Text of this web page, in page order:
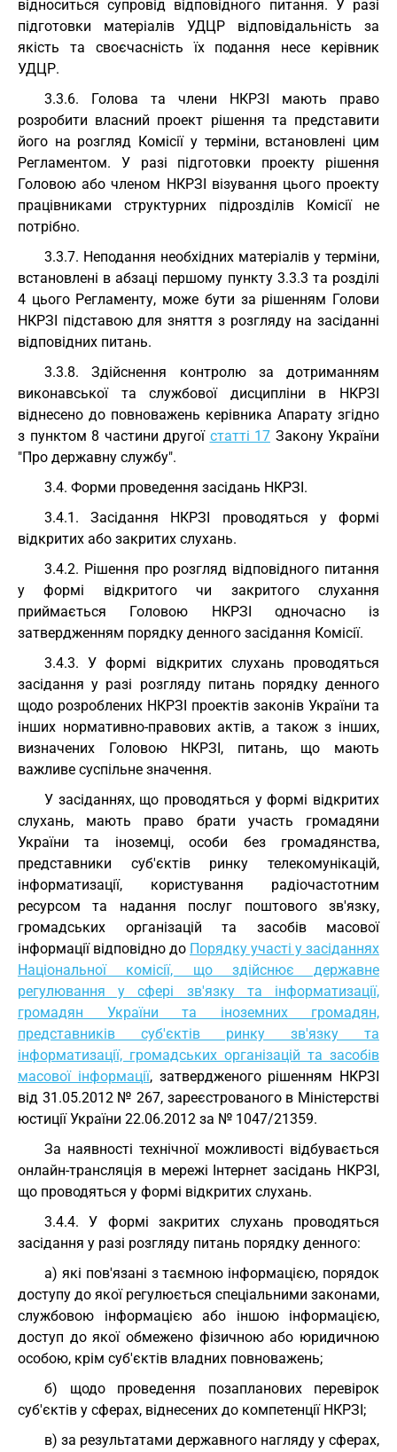
відноситься супровід відповідного питання. У разі
підготовки матеріалів УДЦР відповідальність за
якість та своєчасність їх подання несе керівник
УДЦР.
3.3.6. Голова та члени НКРЗІ мають право
розробити власний проект рішення та представити
його на розгляд Комісії у терміни, встановлені цим
Регламентом. У разі підготовки проекту рішення
Головою або членом НКРЗІ візування цього проекту
працівниками структурних підрозділів Комісії не
потрібно.
3.3.7. Неподання необхідних матеріалів у терміни,
встановлені в абзаці першому пункту 3.3.3 та розділі
4 цього Регламенту, може бути за рішенням Голови
НКРЗІ підставою для зняття з розгляду на засіданні
відповідних питань.
3.3.8. Здійснення контролю за дотриманням
виконавської та службової дисципліни в НКРЗІ
віднесено до повноважень керівника Апарату згідно
з пунктом 8 частини другої статті 17 Закону України
"Про державну службу".
3.4. Форми проведення засідань НКРЗІ.
3.4.1. Засідання НКРЗІ проводяться у формі
відкритих або закритих слухань.
3.4.2. Рішення про розгляд відповідного питання
у формі відкритого чи закритого слухання
приймається Головою НКРЗІ одночасно із
затвердженням порядку денного засідання Комісії.
3.4.3. У формі відкритих слухань проводяться
засідання у разі розгляду питань порядку денного
щодо розроблених НКРЗІ проектів законів України та
інших нормативно-правових актів, а також з інших,
визначених Головою НКРЗІ, питань, що мають
важливе суспільне значення.
У засіданнях, що проводяться у формі відкритих
слухань, мають право брати участь громадяни
України та іноземці, особи без громадянства,
представники суб'єктів ринку телекомунікацій,
інформатизації, користування радіочастотним
ресурсом та надання послуг поштового зв'язку,
громадських організацій та засобів масової
інформації відповідно до Порядку участі у засіданнях
Національної комісії, що здійснює державне
регулювання у сфері зв'язку та інформатизації,
громадян України та іноземних громадян,
представників суб'єктів ринку зв'язку та
інформатизації, громадських організацій та засобів
масової інформації, затвердженого рішенням НКРЗІ
від 31.05.2012 № 267, зареєстрованого в Міністерстві
юстиції України 22.06.2012 за № 1047/21359.
За наявності технічної можливості відбувається
онлайн-трансляція в мережі Інтернет засідань НКРЗІ,
що проводяться у формі відкритих слухань.
3.4.4. У формі закритих слухань проводяться
засідання у разі розгляду питань порядку денного:
а) які пов'язані з таємною інформацією, порядок
доступу до якої регулюється спеціальними законами,
службовою інформацією або іншою інформацією,
доступ до якої обмежено фізичною або юридичною
особою, крім суб'єктів владних повноважень;
б) щодо проведення позапланових перевірок
суб'єктів у сферах, віднесених до компетенції НКРЗІ;
в) за результатами державного нагляду у сферах,